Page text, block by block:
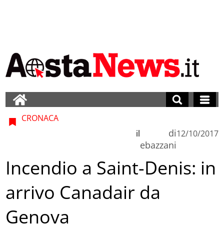
CRONACA
di
ebazzani
il 12/10/2017
Incendio a Saint-Denis: in
arrivo Canadair da
Genova